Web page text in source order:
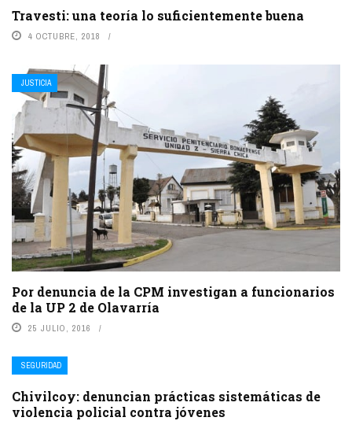
Travesti: una teoría lo suficientemente buena
4 OCTUBRE, 2018
JUSTICIA
Por denuncia de la CPM investigan a funcionarios
de la UP 2 de Olavarría
25 JULIO, 2016
SEGURIDAD
Chivilcoy: denuncian prácticas sistemáticas de
violencia policial contra jóvenes